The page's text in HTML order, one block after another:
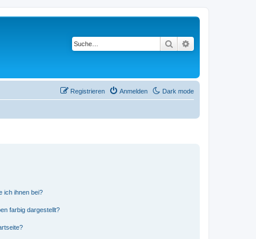
Suche
Dark mode
Anmelden
Registrieren
ich ihnen bei?
farbig dargestellt?